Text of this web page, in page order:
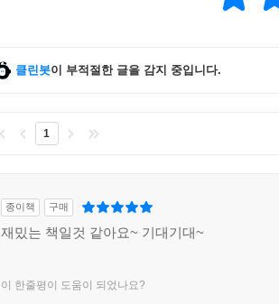
클린봇이 부적절한 글을 감지 중입니다.
1
종이책 구매
재밌는 책일것 같아요~ 기대기대~
이 한줄평이 도움이 되었나요?